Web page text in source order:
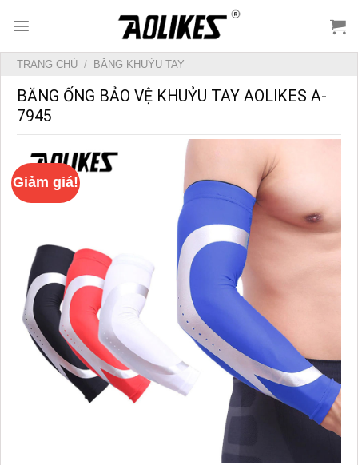
TRANG CHỦ / BĂNG KHUỶU TAY
BĂNG ỐNG BẢO VỆ KHUỶU TAY AOLIKES A-
7945
Giảm giá!